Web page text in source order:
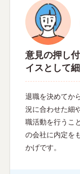
意見の押し
イスとして
退職を決めてか
況に合わせた細
職活動を行うこ
の会社に内定を
かげです。